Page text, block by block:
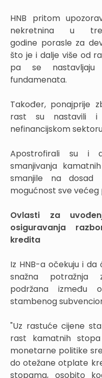
HNB pritom
nekretnina u
godine porasle za
što je i dalje više od
pa se nastavljaju
fundamenata.
Također, ponajprije
rast su nastavili i
nefinancijskom
Apostrofirali su i
smanjivanja
smanjile na dosad
mogućnost sve većeg
Ovlasti za
osiguravanja
kredita
Iz HNB-a očekuju i
snažna potražnja
podržana između
stambenog
"Uz rastuće cijene
rast kamatnih
monetarne politike
do otežane otplate
stopama, osobito